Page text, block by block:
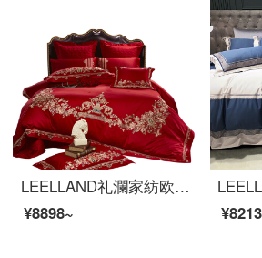
LEELLAND礼瀾家紡欧式軽奢結婚式大紅結婚式ベッド用品四点セット純綿欧式刺繍ベッド品多点セットパリの恋人四点セット1.8-2.0メートルベッド/220*240 cm
¥8898~